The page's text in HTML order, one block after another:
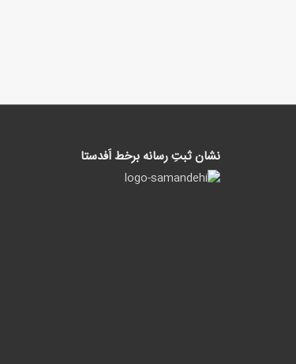
نشان ثبتِ رسانه برخط اَفدستا